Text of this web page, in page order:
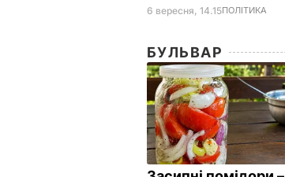
6 вересня, 14.15ПОЛІТИКА
БУЛЬВАР